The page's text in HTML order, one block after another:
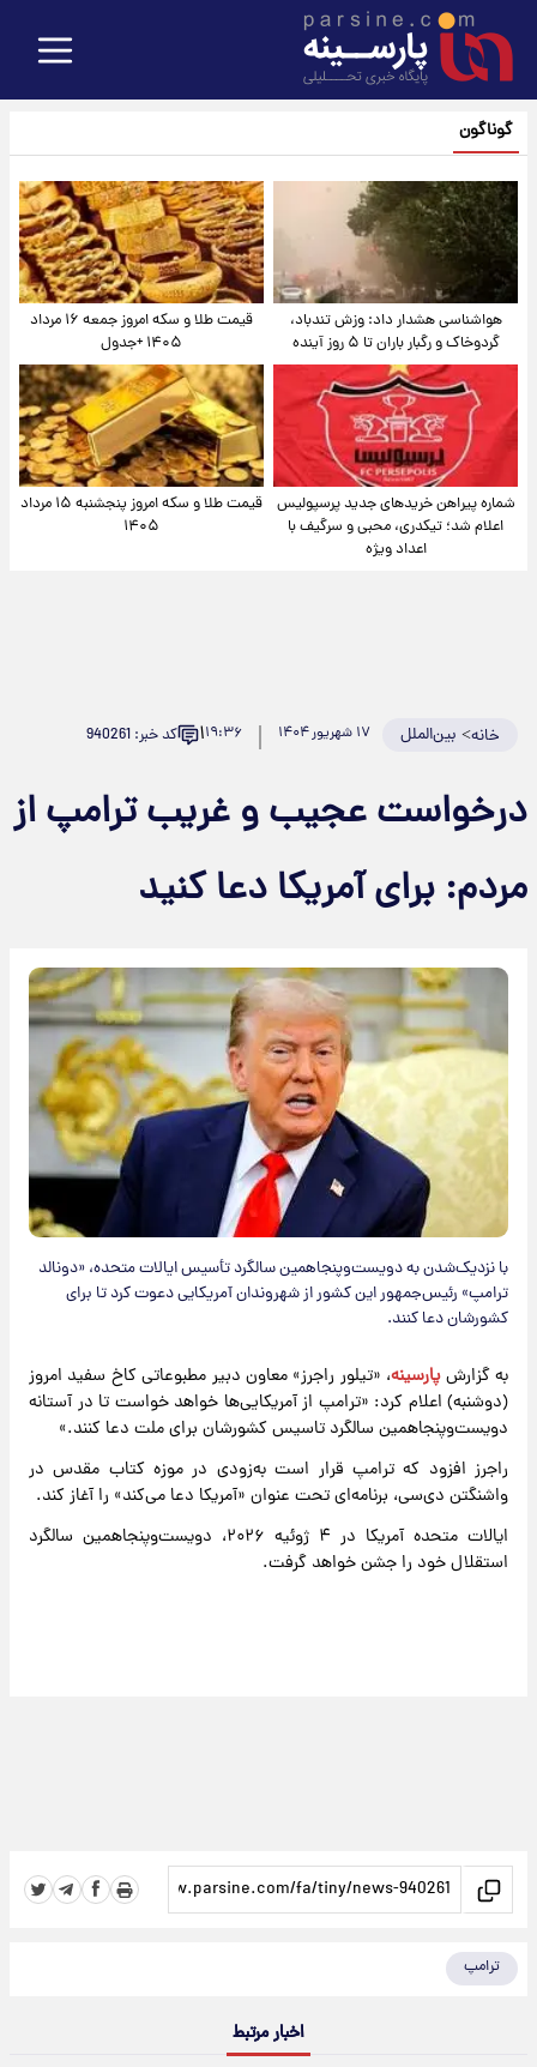
گوناگون
هواشناسی هشدار داد: وزش تندباد،
گردوخاک و رگبار باران تا ۵ روز آینده
قیمت طلا و سکه امروز جمعه ۱۶ مرداد
۱۴۰۵ +جدول
شماره پیراهن خریدهای جدید پرسپولیس
اعلام شد؛ تیکدری، محبی و سرگیف با
اعداد ویژه
قیمت طلا و سکه امروز پنجشنبه ۱۵ مرداد
۱۴۰۵
خانه> بین‌الملل ۱۷ شهریور ۱۴۰۴ ۱۹:۳۶۱ کد خبر: 940261
درخواست عجیب و غریب ترامپ از
مردم: برای آمریکا دعا کنید
با نزدیک‌شدن به دویست‌وپنجاهمین سالگرد تأسیس ایالات متحده، «دونالد
ترامپ» رئیس‌جمهور این کشور از شهروندان آمریکایی دعوت کرد تا برای
کشورشان دعا کنند.
به گزارشپارسینه، «تیلور راجرز» معاون دبیر مطبوعاتی کاخ سفید امروز
(دوشنبه) اعلام کرد: «ترامپ از آمریکایی‌ها خواهد خواست تا در آستانه
دویست‌وپنجاهمین سالگرد تاسیس کشورشان برای ملت دعا کنند.»
راجرز افزود که ترامپ قرار است به‌زودی در موزه کتاب مقدس در
واشنگتن دی‌سی، برنامه‌ای تحت عنوان «آمریکا دعا می‌کند» را آغاز کند.
ایالات متحده آمریکا در ۴ ژوئیه ۲۰۲۶، دویست‌وپنجاهمین سالگرد
استقلال خود را جشن خواهد گرفت.
ترامپ
اخبار مرتبط